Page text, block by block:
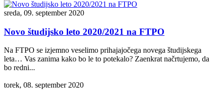
sreda, 09. september 2020
Novo študijsko leto 2020/2021 na FTPO
Na FTPO se izjemno veselimo prihajajočega novega študijskega
leta… Vas zanima kako bo le to potekalo? Zaenkrat načrtujemo, da
bo redni...
torek, 08. september 2020